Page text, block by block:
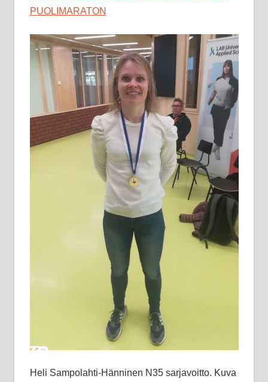
PUOLIMARATON
Heli Sampolahti-Hänninen N35 sarjavoitto. Kuva